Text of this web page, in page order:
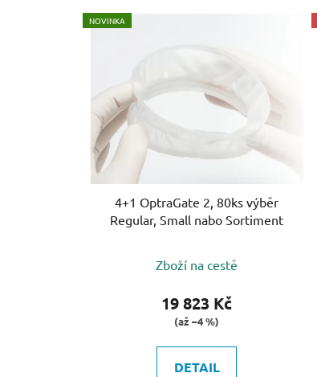
V
ý
o
d
NOVINKA
4+1 OptraGate 2, 80ks výběr
Regular, Small nabo Sortiment
Zboží na cestě
19 823 Kč
(až –4 %)
DETAIL